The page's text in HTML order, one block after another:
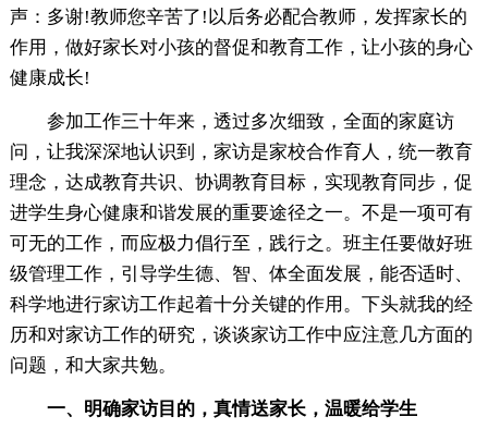
声：多谢!教师您辛苦了!以后务必配合教师，发挥家长的
作用，做好家长对小孩的督促和教育工作，让小孩的身心
健康成长!
参加工作三十年来，透过多次细致，全面的家庭访
问，让我深深地认识到，家访是家校合作育人，统一教育
理念，达成教育共识、协调教育目标，实现教育同步，促
进学生身心健康和谐发展的重要途径之一。不是一项可有
可无的工作，而应极力倡行至，践行之。班主任要做好班
级管理工作，引导学生德、智、体全面发展，能否适时、
科学地进行家访工作起着十分关键的作用。下头就我的经
历和对家访工作的研究，谈谈家访工作中应注意几方面的
问题，和大家共勉。
一、明确家访目的，真情送家长，温暖给学生